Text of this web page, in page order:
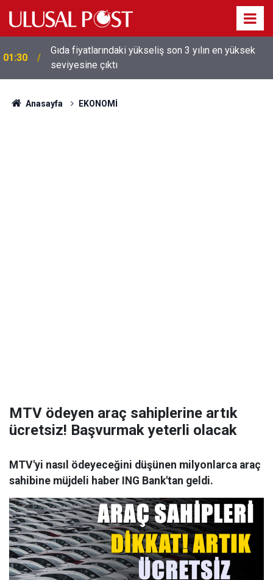
01:26
Galatasaray'dan sekiz kişi hakkında savcılığa suç
duyurusu
Anasayfa EKONOMİ
MTV ödeyen araç sahiplerine artık
ücretsiz! Başvurmak yeterli olacak
MTV'yi nasıl ödeyeceğini düşünen milyonlarca araç
sahibine müjdeli haber ING Bank'tan geldi.